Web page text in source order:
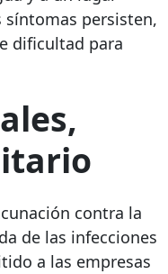
persisten,
dificultad para
contra la
de las infecciones
a las empresas